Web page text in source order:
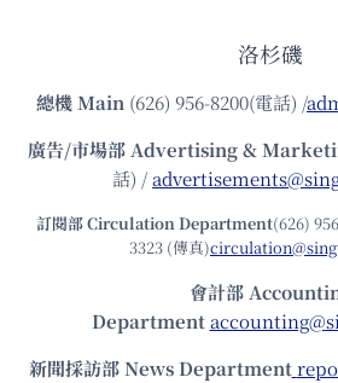
洛杉磯
總機Main (626) 956-8200(電話) /
廣告/市場部Advertising &
話) /
訂閱部 Circulation Department(626)
3323 (傳真)
會計部
Department
新聞採訪部 News Department